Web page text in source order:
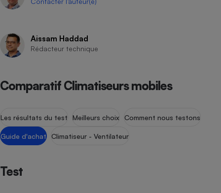
Aissam Haddad
Rédacteur technique
Comparatif Climatiseurs mobiles
Les résultats du test Meilleurs choix Comment nous testons
Guide d'achat Climatiseur - Ventilateur
Test